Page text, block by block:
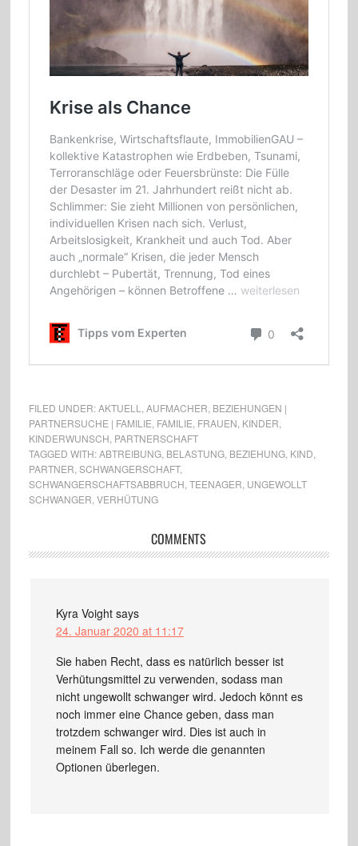
FILED UNDER:AKTUELL AUFMACHER BEZIEHUNGEN |
PARTNERSUCHE | FAMILIE FAMILIE FRAUEN KINDER
KINDERWUNSCH PARTNERSCHAFT
TAGGED WITH:ABTREIBUNG, BELASTUNG, BEZIEHUNG, KIND
PARTNER SCHWANGERSCHAFT,
SCHWANGERSCHAFTSABBRUCH TEENAGER UNGEWOLLT
SCHWANGER VERHÜTUNG
COMMENTS
Kyra Voight says
24. Januar 2020 at 11:17
Sie haben Recht, dass es natürlich besser ist
Verhütungsmittel zu verwenden, sodass man
nicht ungewollt schwanger wird. Jedoch könnt es
noch immer eine Chance geben, dass man
trotzdem schwanger wird. Dies ist auch in
meinem Fall so. Ich werde die genannten
Optionen überlegen.